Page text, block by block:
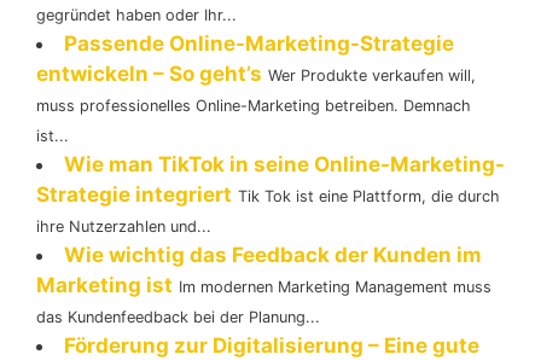
gegründet haben oder Ihr...
Passende Online-Marketing-Strategie
entwickeln – So geht’s Wer Produkte verkaufen will,
muss professionelles Online-Marketing betreiben. Demnach
ist...
Wie man TikTok in seine Online-Marketing-
Strategie integriert Tik Tok ist eine Plattform, die durch
ihre Nutzerzahlen und...
Wie wichtig das Feedback der Kunden im
Marketing ist Im modernen Marketing Management muss
das Kundenfeedback bei der Planung...
Förderung zur Digitalisierung – Eine gute